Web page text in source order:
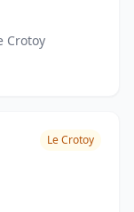
Crotoy
Le Crotoy